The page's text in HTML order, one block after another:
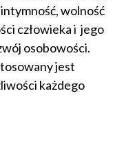
wolność
człowieka i jego
osobowości.
jest
każdego